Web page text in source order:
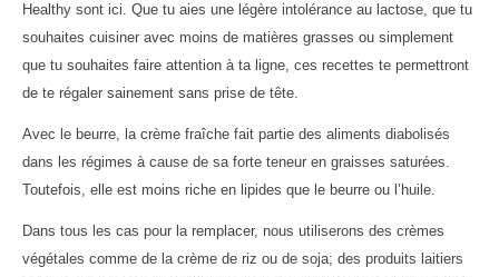
Healthy sont ici. Que tu aies une légère intolérance au lactose, que tu
souhaites cuisiner avec moins de matières grasses ou simplement
que tu souhaites faire attention à ta ligne, ces recettes te permettront
de te régaler sainement sans prise de tête.
Avec le beurre, la crème fraîche fait partie des aliments diabolisés
dans les régimes à cause de sa forte teneur en graisses saturées.
Toutefois, elle est moins riche en lipides que le beurre ou l’huile.
Dans tous les cas pour la remplacer, nous utiliserons des crèmes
végétales comme de la crème de riz ou de soja; des produits laitiers